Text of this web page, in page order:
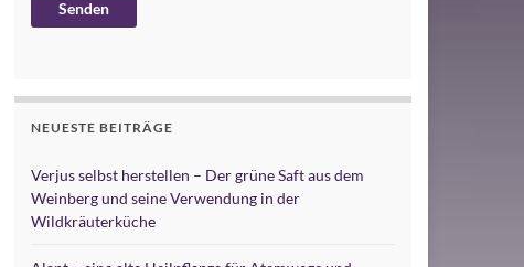
NEUESTE BEITRÄGE
Verjus selbst herstellen – Der grüne Saft aus dem
Weinberg und seine Verwendung in der
Wildkräuterküche